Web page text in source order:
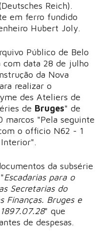
Reich).
em ferro fundido
Hubert Joly.
Público de Belo
com data 28 de julho
da Nova
realizar o
des Ateliers de
de Bruges" de
marcos "Pela seguinte
o officio N62 - 1
Interior".
da subsérie
Escadarias para o
Secretarias do
Finanças. Bruges e
" que
de despesas.